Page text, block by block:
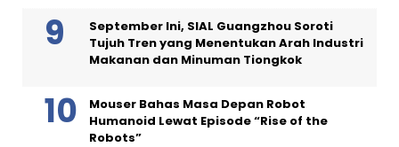
September Ini, SIAL Guangzhou Soroti
Tujuh Tren yang Menentukan Arah Industri
Makanan dan Minuman Tiongkok
Mouser Bahas Masa Depan Robot
Humanoid Lewat Episode “Rise of the
Robots”